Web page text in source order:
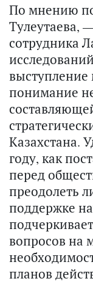
По мнению
Тулеутаева,
сотрудника
выступление
понимание
Казахстана.
году, как
перед
преодолеть
поддержке
вопросов на
планов